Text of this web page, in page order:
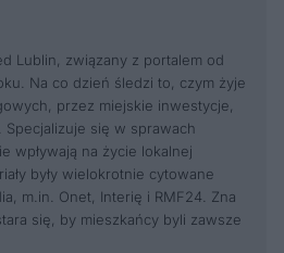
Lublin, związany z portalem od
Na co dzień śledzi to, czym żyje
przez miejskie inwestycje,
się w sprawach
wpływają na życie lokalnej
były wielokrotnie cytowane
m.in. Onet, Interię i RMF24. Zna
się, by mieszkańcy byli zawsze